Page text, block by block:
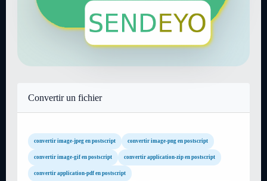
Convertir un fichier
convertir image-jpeg en postscript convertir image-png en postscript
convertir image-gif en postscript convertir application-zip en postscript
convertir application-pdf en postscript